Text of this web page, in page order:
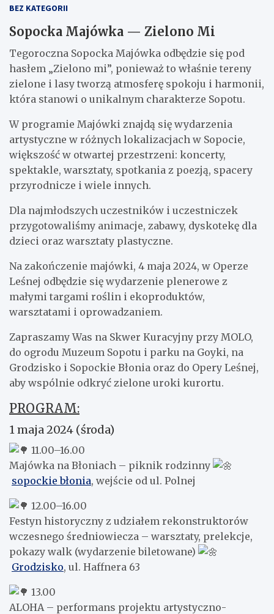
BEZ KATEGORII
Sopocka Majówka — Zielono Mi
Tegoroczna Sopocka Majówka odbędzie się pod
hasłem „Zielono mi”, ponieważ to właśnie tereny
zielone i lasy tworzą atmosferę spokoju i harmonii,
która stanowi o unikalnym charakterze Sopotu.
W programie Majówki znajdą się wydarzenia
artystyczne w różnych lokalizacjach w Sopocie,
większość w otwartej przestrzeni: koncerty,
spektakle, warsztaty, spotkania z poezją, spacery
przyrodnicze i wiele innych.
Dla najmłodszych uczestników i uczestniczek
przygotowaliśmy animacje, zabawy, dyskotekę dla
dzieci oraz warsztaty plastyczne.
Na zakończenie majówki, 4 maja 2024, w Operze
Leśnej odbędzie się wydarzenie plenerowe z
małymi targami roślin i ekoproduktów,
warsztatami i oprowadzaniem.
Zapraszamy Was na Skwer Kuracyjny przy MOLO,
do ogrodu Muzeum Sopotu i parku na Goyki, na
Grodzisko i Sopockie Błonia oraz do Opery Leśnej,
aby wspólnie odkryć zielone uroki kurortu.
PROGRAM:
1 maja 2024 (środa)
11.00–16.00
Majówka na Błoniach – piknik rodzinny
sopockie błonia, wejście od ul. Polnej
12.00–16.00
Festyn historyczny z udziałem rekonstruktorów
wczesnego średniowiecza – warsztaty, prelekcje,
pokazy walk (wydarzenie biletowane)
Grodzisko, ul. Haffnera 63
13.00
ALOHA – performans projektu artystyczno-